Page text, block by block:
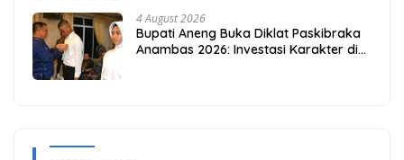
4 August 2026
Bupati Aneng Buka Diklat Paskibraka
Anambas 2026: Investasi Karakter di